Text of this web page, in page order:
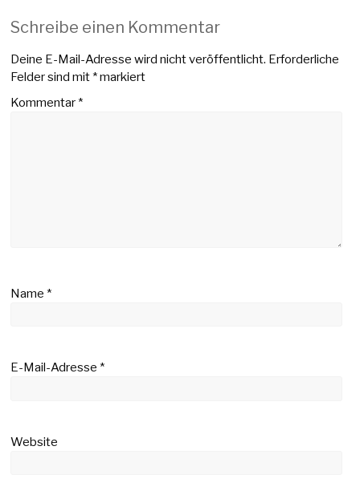
Schreibe einen Kommentar
Deine E-Mail-Adresse wird nicht veröffentlicht. Erforderliche
Felder sind mit*markiert
Kommentar*
Name*
E-Mail-Adresse*
Website